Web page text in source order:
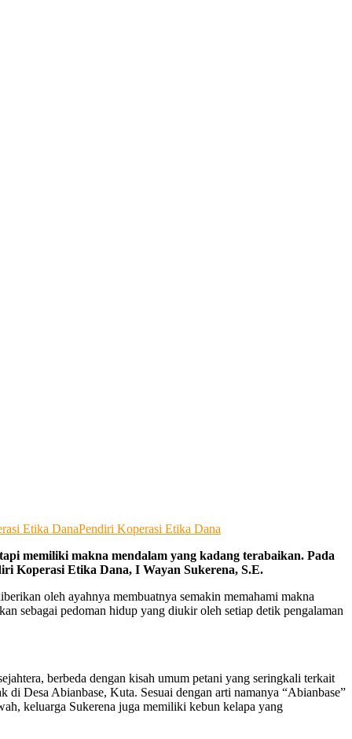
Etika DanaPendiri Koperasi Etika Dana
memiliki makna mendalam yang kadang terabaikan. Pada
Koperasi Etika Dana, I Wayan Sukerena, S.E.
oleh ayahnya membuatnya semakin memahami makna
sebagai pedoman hidup yang diukir oleh setiap detik pengalaman
berbeda dengan kisah umum petani yang seringkali terkait
Desa Abianbase, Kuta. Sesuai dengan arti namanya “Abianbase”
keluarga Sukerena juga memiliki kebun kelapa yang